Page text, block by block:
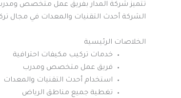
تتميز شركة المدار بفريق عمل متخصص
الشركة أحدث التقنيات والمعدات في مجال
الخلاصات الرئيسية
خدمات تركيب مكيفات احترافية
فريق عمل متخصص ومدرب
استخدام أحدث التقنيات والمعدات
تغطية جميع مناطق الرياض